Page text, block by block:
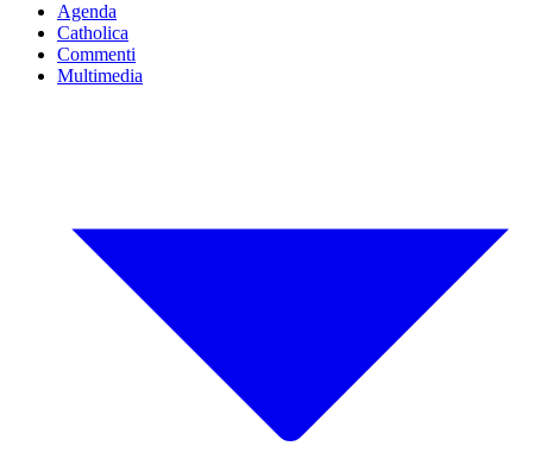
Agenda
Catholica
Commenti
Multimedia